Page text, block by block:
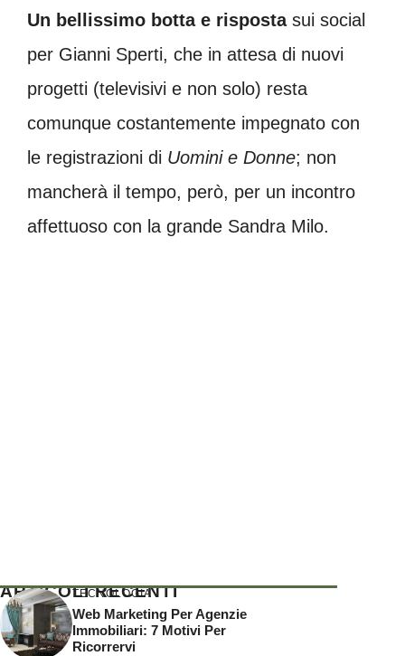
Un bellissimo botta e risposta sui social
per Gianni Sperti, che in attesa di nuovi
progetti (televisivi e non solo) resta
comunque costantemente impegnato con
le registrazioni di Uomini e Donne; non
mancherà il tempo, però, per un incontro
affettuoso con la grande Sandra Milo.
ARTICOLI RECENTI
TECNOLOGIA
Web Marketing Per Agenzie
Immobiliari: 7 Motivi Per
Ricorrervi